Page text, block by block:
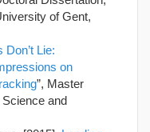
of Gent,
Don’t Lie:
on
”, Master
and